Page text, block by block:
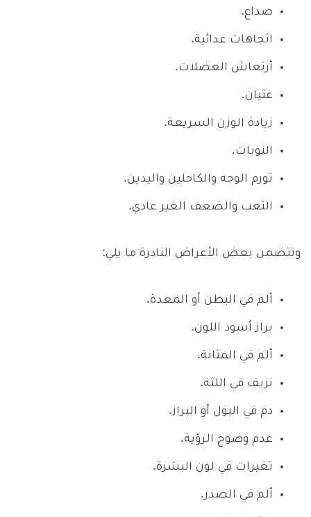
صداع.
اتجاهات عدائية.
أرتعاش العضلات.
غثيان.
زيادة الوزن السريعة.
النوبات.
تورم الوجه والكاحلين واليدين.
التعب والضعف الغير عادي.
وتتضمن بعض الأعراض النادرة ما يلي:
ألم في البطن أو المعدة.
براز أسود اللون.
ألم في المثانة.
نزيف في اللثة.
دم في البول أو البراز.
عدم وضوح الرؤية.
تغيرات في لون البشرة.
ألم في الصدر.